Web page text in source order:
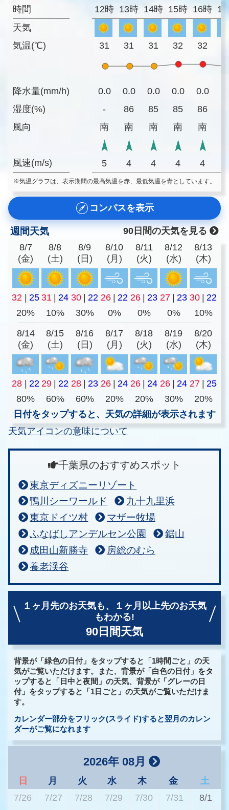
時間
天気
気温(℃)
降水量(mm/h)
湿度(%)
風向
風速(m/s)
12時 13時 14時 15時 16時
31 31 31 32 32
0.0 0.0 0.0 0.0 0.0
-
86 85 85 86
南
南 南 南 南
5 4 4 4 4
※気温グラフは、表示期間の最高気温を赤、最低気温を青としています。
コンパスを表示
週間天気
90日間の天気を見る
8/7
(金)
8/8
(土)
8/9
(日)
8/10
(月)
8/11
(火)
8/12
(水)
8/13
(木)
32 | 25 31 | 24 30 | 22 26 | 22 26 | 23 27 | 23 30 | 22
20%
10% 30% 0% 0% 0% 10%
8/14
(金)
8/15
(土)
8/16
(日)
8/17
(月)
8/18
(火)
8/19
(水)
8/20
(木)
28 | 22 29 | 22 28 | 23 26 | 24 26 | 24 26 | 24 27 | 25
80%
60% 60% 20% 20% 30%
20%
日付をタップすると、天気の詳細が表示されます
天気アイコンの意味について
千葉県のおすすめスポット
東京ディズニーリゾート
鴨川シーワールド
九十九里浜
東京ドイツ村
マザー牧場
ふなばしアンデルセン公園
鋸山
成田山新勝寺
房総のむら
養老渓谷
１ヶ月先のお天気も、
１ヶ月以上先のお天気
もわかる!
90日間天気
背景が「緑色の日付」をタップすると「1時間ごと」の天
気がご覧いただけます。また、背景が「白色の日付」をタ
ップすると「日中と夜間」の天気、背景が「グレーの日
付」をタップすると「1日ごと」の天気がご覧いただけま
す。
カレンダー部分をフリック(スライド)すると翌月のカレン
ダーがご覧になれます
2026年 08月
日 月 火 水 木 金
土
7/26
7/27 7/28 7/29 7/30 7/31 8/1